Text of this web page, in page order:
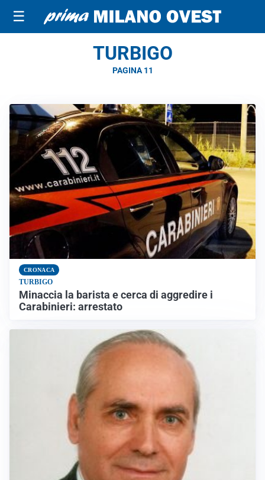
☰
TURBIGO
PAGINA 11
CRONACA
TURBIGO
Minaccia la barista e cerca di aggredire i
Carabinieri: arrestato